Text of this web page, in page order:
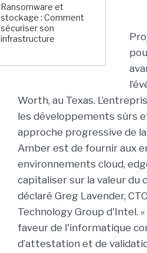
Ransomware et
stockage : Comment
sécuriser son
infrastructure
Worth, au Texas.
les développements sûrs
approche progressive de
Amber est de fournir aux
environnements cloud,
capitaliser sur la valeur du
déclaré Greg Lavender,
Technology Group d'Intel.
faveur de l'informatique
d’attestation et de